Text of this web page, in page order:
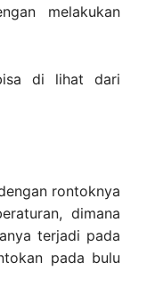
melakukan
di lihat dari
rontoknya
dimana
terjadi pada
pada bulu